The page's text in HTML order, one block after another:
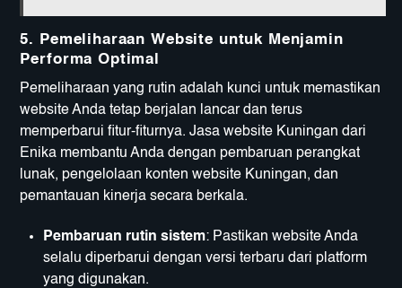
5. Pemeliharaan Website untuk Menjamin
Performa Optimal
Pemeliharaan yang rutin adalah kunci untuk memastikan
website Anda tetap berjalan lancar dan terus
memperbarui fitur-fiturnya. Jasa website Kuningan dari
Enika membantu Anda dengan pembaruan perangkat
lunak, pengelolaan konten website Kuningan, dan
pemantauan kinerja secara berkala.
Pembaruan rutin sistem: Pastikan website Anda
selalu diperbarui dengan versi terbaru dari platform
yang digunakan.